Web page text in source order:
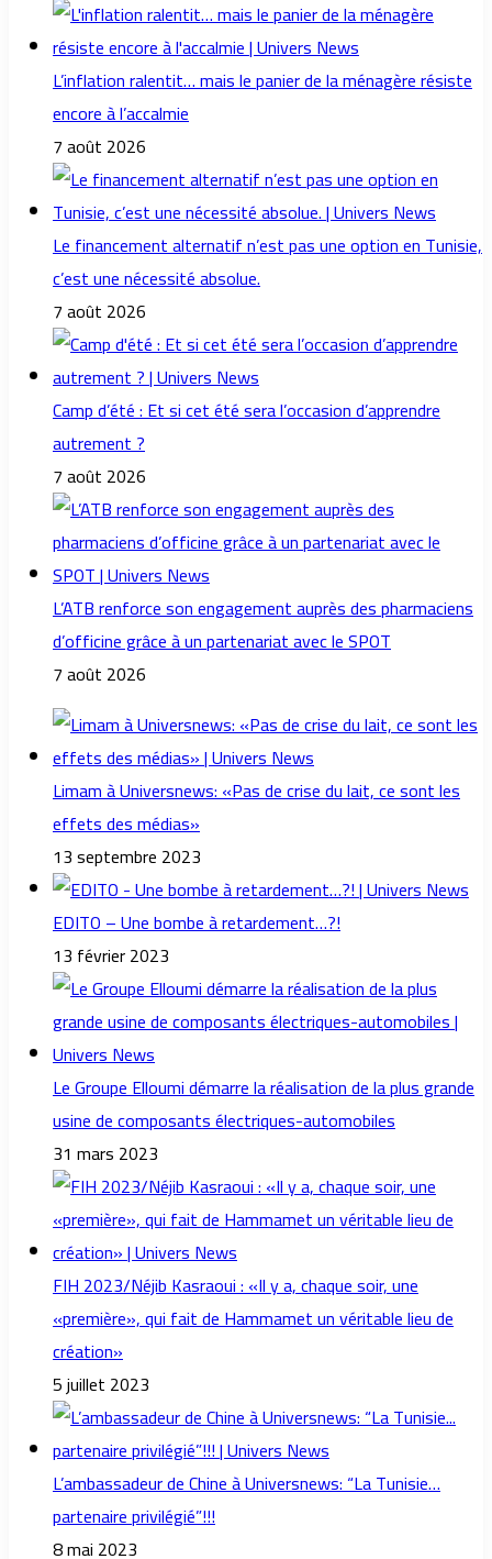
L’inflation ralentit… mais le panier de la ménagère résiste
encore à l’accalmie
7 août 2026
Le financement alternatif n’est pas une option en Tunisie,
c’est une nécessité absolue.
7 août 2026
Camp d’été : Et si cet été sera l’occasion d’apprendre
autrement ?
7 août 2026
L’ATB renforce son engagement auprès des pharmaciens
d’officine grâce à un partenariat avec le SPOT
7 août 2026
Limam à Universnews: «Pas de crise du lait, ce sont les
effets des médias»
13 septembre 2023
EDITO – Une bombe à retardement…?!
13 février 2023
Le Groupe Elloumi démarre la réalisation de la plus grande
usine de composants électriques-automobiles
31 mars 2023
FIH 2023/Néjib Kasraoui : «Il y a, chaque soir, une
«première», qui fait de Hammamet un véritable lieu de
création»
5 juillet 2023
L’ambassadeur de Chine à Universnews: “La Tunisie…
partenaire privilégié”!!!
8 mai 2023